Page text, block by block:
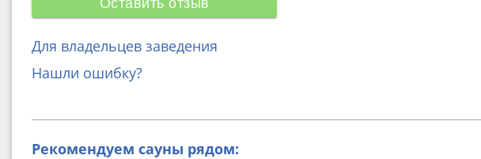
Оставить отзыв
Для владельцев заведения
Нашли ошибку?
Рекомендуем сауны рядом: